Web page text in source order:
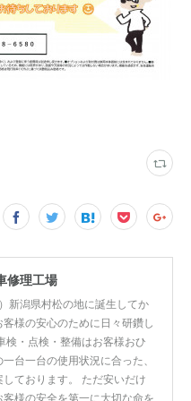
修理工場
新潟県村松の地に誕生してか
様の安心のために日々研鑽し
検・点検・整備はお客様おひ
台一台の使用状況に合った、
ております。 ただ安いだけ
様の安全を第一に大切な命を